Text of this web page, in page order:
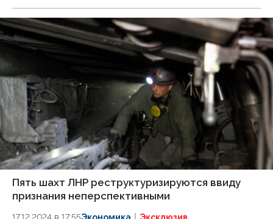
Пять шахт ЛНР реструктуризируются ввиду
признания неперспективными
17.12.2024 в 17:55Экономика Эксклюзив